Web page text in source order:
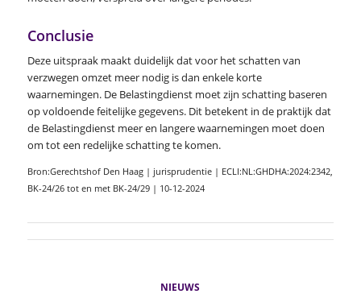
Conclusie
Deze uitspraak maakt duidelijk dat voor het schatten van
verzwegen omzet meer nodig is dan enkele korte
waarnemingen. De Belastingdienst moet zijn schatting baseren
op voldoende feitelijke gegevens. Dit betekent in de praktijk dat
de Belastingdienst meer en langere waarnemingen moet doen
om tot een redelijke schatting te komen.
Bron:Gerechtshof Den Haag | jurisprudentie | ECLI:NL:GHDHA:2024:2342,
BK-24/26 tot en met BK-24/29 | 10-12-2024
NIEUWS